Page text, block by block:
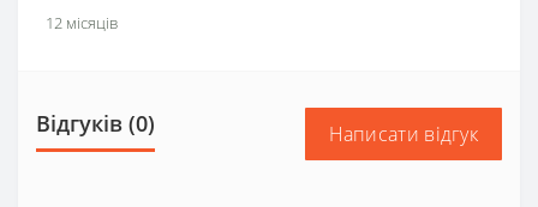
12 місяців
Відгуків (0) Написати відгук